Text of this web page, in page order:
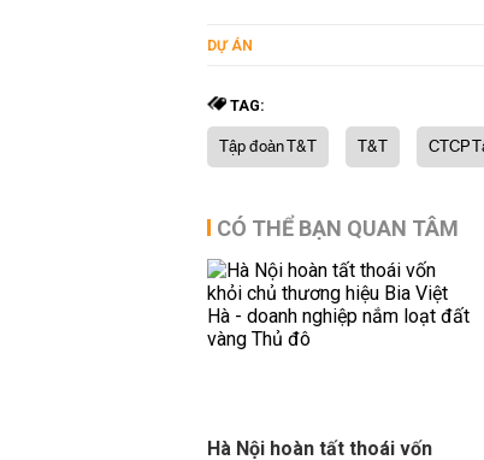
DỰ ÁN
TAG:
Tập đoàn T&T T&T CTCP
CÓ THỂ BẠN QUAN TÂM
Hà Nội hoàn tất thoái vốn